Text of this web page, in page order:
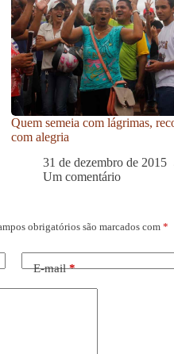
Quem semeia com lágrimas,
com alegria
31 de dezembro de 2015
Um comentário
obrigatórios são marcados com *
E-mail*